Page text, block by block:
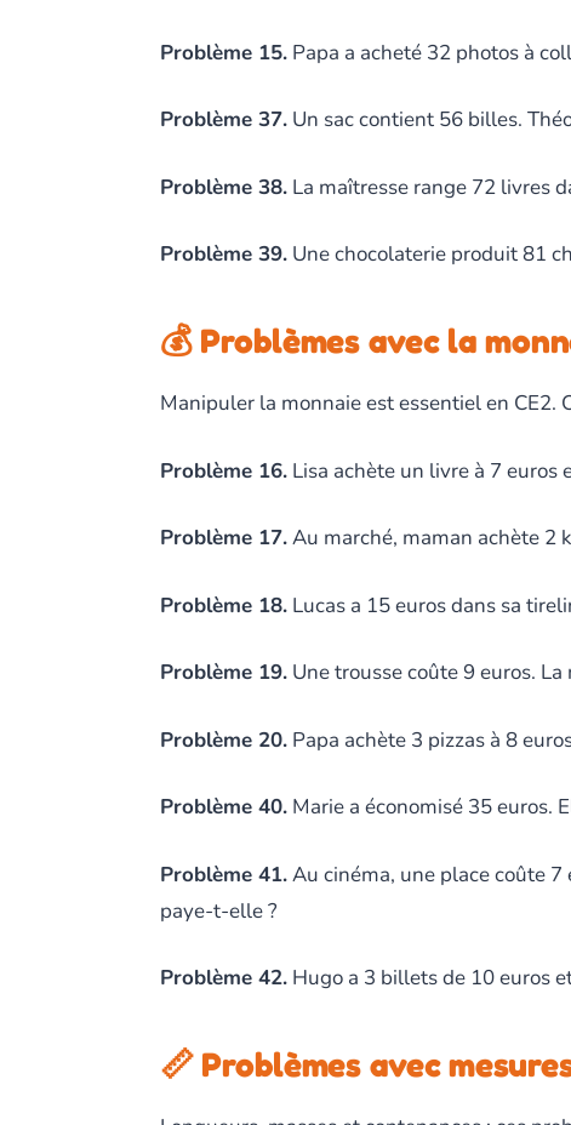
Problème 15. Papa a acheté 32 photos à
Problème 37. Un sac contient 56 billes.
Problème 38. La maîtresse range 72 livres
Problème 39. Une chocolaterie produit 81
💰 Problèmes avec la
Manipuler la monnaie est essentiel en CE2.
Problème 16. Lisa achète un livre à 7 euros
Problème 17.Au marché, maman achète 2
Problème 18. Lucas a 15 euros dans sa
Problème 19. Une trousse coûte 9 euros.
Problème 20. Papa achète 3 pizzas à 8
Problème 40. Marie a économisé 35 euros.
Problème 41.Au cinéma, une place coûte
paye-t-elle ?
Problème 42. Hugo a 3 billets de 10 euros
📏 Problèmes avec